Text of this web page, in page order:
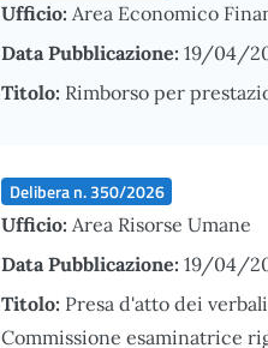
Ufficio: Area Economico
Data Pubblicazione: 19/04/
Titolo: Rimborso per
Delibera n. 350/2026
Ufficio: Area Risorse Umane
Data Pubblicazione: 19/04/
Titolo: Presa d'atto dei
Commissione esaminatrice